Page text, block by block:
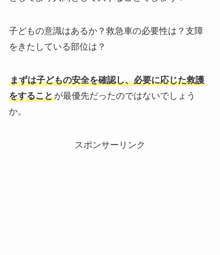
子どもの意識はあるか？救急車の必要性は？支障
をきたしている部位は？
まずは子どもの安全を確認し、必要に応じた救護
をすることが最優先だったのではないでしょう
か。
スポンサーリンク